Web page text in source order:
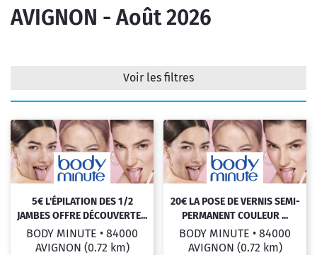
AVIGNON - Août 2026
Voir les filtres
Filtrer
5€ L'ÉPILATION DES 1/2
JAMBES OFFRE DÉCOUVERTE...
BODY MINUTE • 84000
AVIGNON (0.72 km)
20€ LA POSE DE VERNIS SEMI-
PERMANENT COULEUR ...
BODY MINUTE • 84000
AVIGNON (0.72 km)